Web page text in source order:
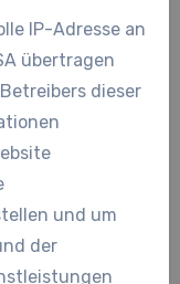
IP-Adresse an
übertragen
dieser
und um
der